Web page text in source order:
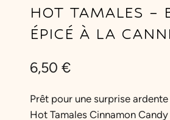
HOT TAMALES –
ÉPICÉ À LA
6,50 €
Prêt pour une surprise
Hot Tamales Cinnamon